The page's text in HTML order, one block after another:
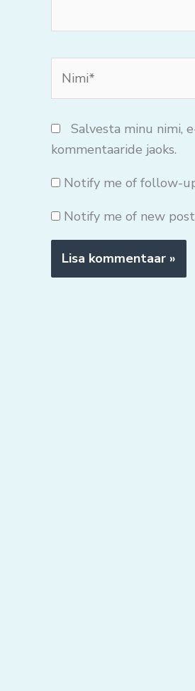
Salvesta minu nimi,
kommentaaride jaoks.
Notify me of follow-
Notify me of new